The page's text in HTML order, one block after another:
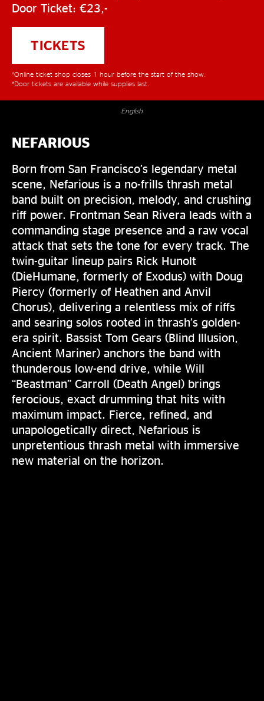
Door Ticket: €23,-
TICKETS
*Online ticket shop closes 1 hour before the start of the show.
*Door tickets are available while supplies last.
English
NEFARIOUS
Born from San Francisco’s legendary metal
scene, Nefarious is a no-frills thrash metal
band built on precision, melody, and crushing
riff power. Frontman Sean Rivera leads with a
commanding stage presence and a raw vocal
attack that sets the tone for every track. The
twin-guitar lineup pairs Rick Hunolt
(DieHumane, formerly of Exodus) with Doug
Piercy (formerly of Heathen and Anvil
Chorus), delivering a relentless mix of riffs
and searing solos rooted in thrash’s golden-
era spirit. Bassist Tom Gears (Blind Illusion,
Ancient Mariner) anchors the band with
thunderous low-end drive, while Will
“Beastman” Carroll (Death Angel) brings
ferocious, exact drumming that hits with
maximum impact. Fierce, refined, and
unapologetically direct, Nefarious is
unpretentious thrash metal with immersive
new material on the horizon.